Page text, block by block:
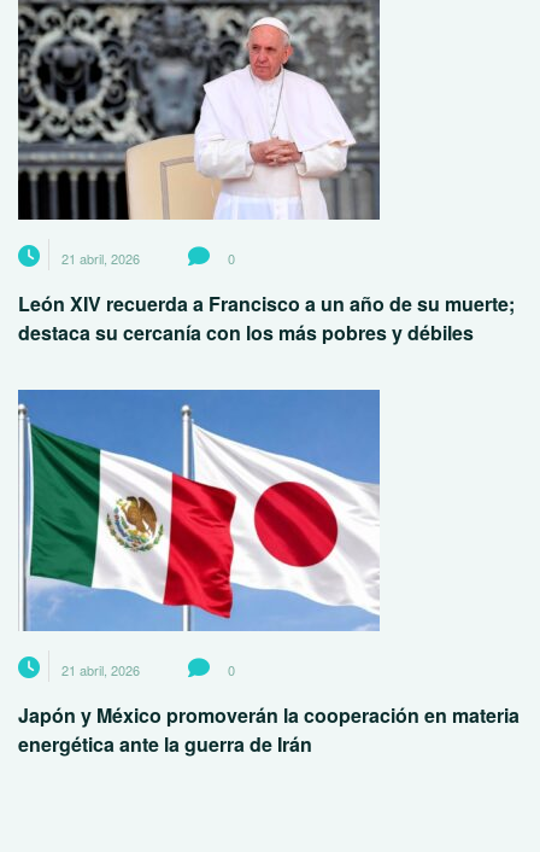
21 abril, 2026 0
León XIV recuerda a Francisco a un año de su muerte;
destaca su cercanía con los más pobres y débiles
21 abril, 2026 0
Japón y México promoverán la cooperación en materia
energética ante la guerra de Irán